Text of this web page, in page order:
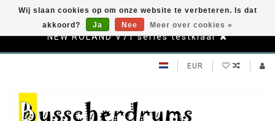
NEW ROLAND V71 series testklaar
EUR
Wij slaan cookies op om onze website te verbeteren. Is dat
akkoord?
Ja Nee Meer over cookies »